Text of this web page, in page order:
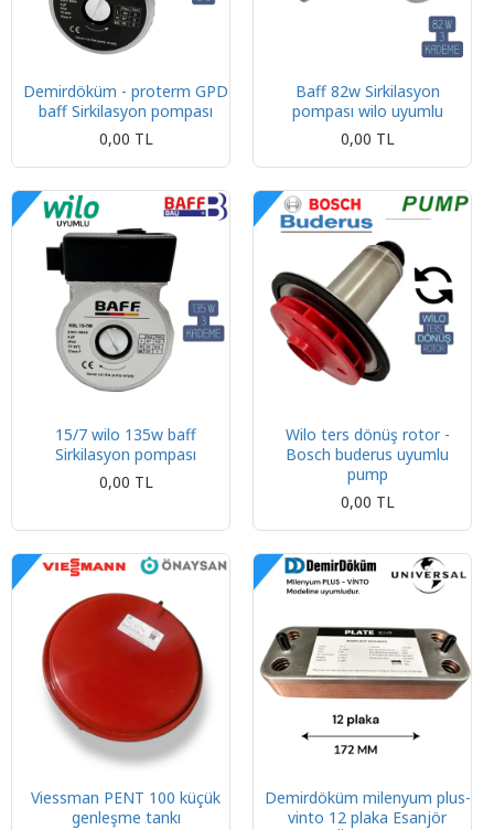
Demirdöküm - proterm GPD
baff Sirkilasyon pompası
0,00 TL
Baff 82w Sirkilasyon
pompası wilo uyumlu
0,00 TL
15/7 wilo 135w baff
Sirkilasyon pompası
0,00 TL
Wilo ters dönüş rotor -
Bosch buderus uyumlu
pump
0,00 TL
Viessman PENT 100 küçük
genleşme tankı
Demirdöküm milenyum plus-
vinto 12 plaka Esanjör